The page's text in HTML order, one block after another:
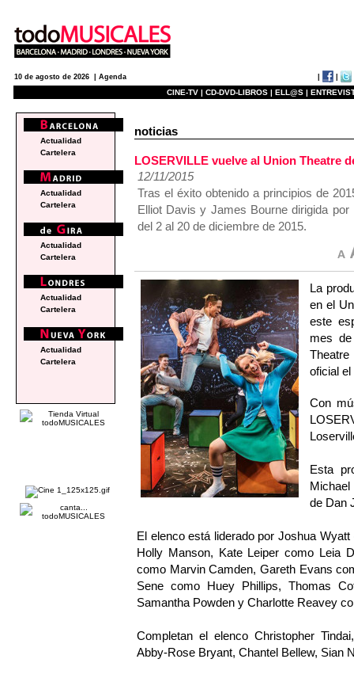
10 de agosto de 2026 | Agenda
CINE-TV | CD-DVD-LIBROS | ELL@S |
noticias
LOSERVILLE vuelve al Union Theatre
12/11/2015
Tras el éxito obtenido a principios de
Elliot Davis y James Bourne dirigida
del 2 al 20 de diciembre de 2015.
La
en el
este
mes
oficial
Con
Esta
de Dan
El elenco está liderado por Joshua
Holly Manson, Kate Leiper como Leia
como Marvin Camden, Gareth Evans
Sene como Huey Phillips, Thomas
Samantha Powden y Charlotte Reavey
Completan el elenco Christopher
Abby-Rose Bryant, Chantel Bellew, Sian
Actualidad
Cartelera
Actualidad
Cartelera
Actualidad
Cartelera
Actualidad
Cartelera
Actualidad
Cartelera